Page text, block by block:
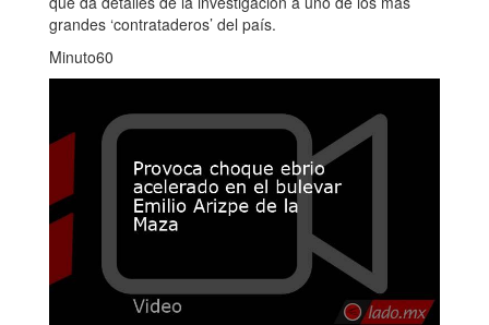
grandes ‘contrataderos’ del país.
Minuto60